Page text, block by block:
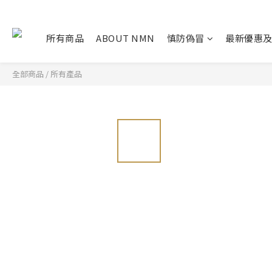
所有商品 ABOUT NMN 慎防偽冒 最新優惠
全部商品 / 所有產品